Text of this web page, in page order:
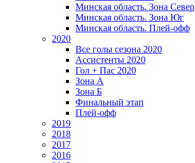
Минская область. Зона Север
Минская область. Зона Юг
Минская область. Плей-офф
2020
Все голы сезона 2020
Ассистенты 2020
Гол + Пас 2020
Зона А
Зона Б
Финальный этап
Плей-офф
2019
2018
2017
2016